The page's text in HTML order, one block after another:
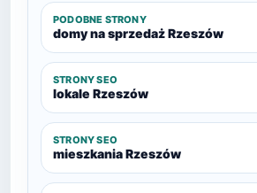
PODOBNE STRONY
domy na sprzedaż Rzeszów
STRONY SEO
lokale Rzeszów
STRONY SEO
mieszkania Rzeszów